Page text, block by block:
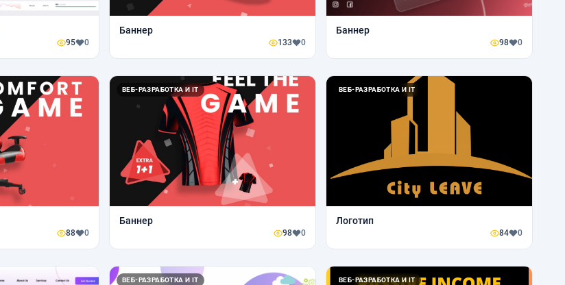
95 0
Баннер
133 0
Баннер
98 0
88 0
ВЕБ-РАЗРАБОТКА И IT
Баннер
98 0
ВЕБ-РАЗРАБОТКА И IT
Логотип
84 0
ВЕБ-РАЗРАБОТКА И IT ВЕБ-РАЗРАБОТКА И IT